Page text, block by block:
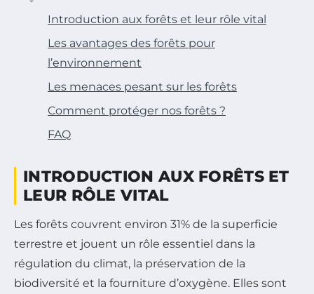
Introduction aux forêts et leur rôle vital
Les avantages des forêts pour
l’environnement
Les menaces pesant sur les forêts
Comment protéger nos forêts ?
FAQ
INTRODUCTION AUX FORÊTS ET
LEUR RÔLE VITAL
Les forêts couvrent environ 31% de la superficie
terrestre et jouent un rôle essentiel dans la
régulation du climat, la préservation de la
biodiversité et la fourniture d’oxygène. Elles sont